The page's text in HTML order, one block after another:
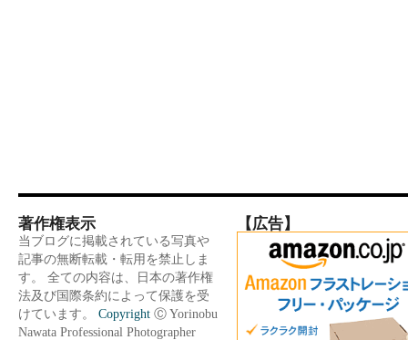
著作権表示
当ブログに掲載されている写真や
記事の無断転載・転用を禁止しま
す。 全ての内容は、日本の著作権
法及び国際条約によって保護を受
けています。 Copyright Ⓒ Yorinobu
Nawata Professional Photographer
【広告】